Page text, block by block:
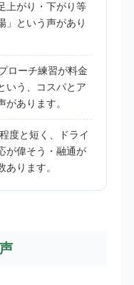
上がり・下がり等
」という声があり
ローチ練習が料金
いう、コスパとア
あります。
度と短く、ドライ
が偉そう・融通が
ります。